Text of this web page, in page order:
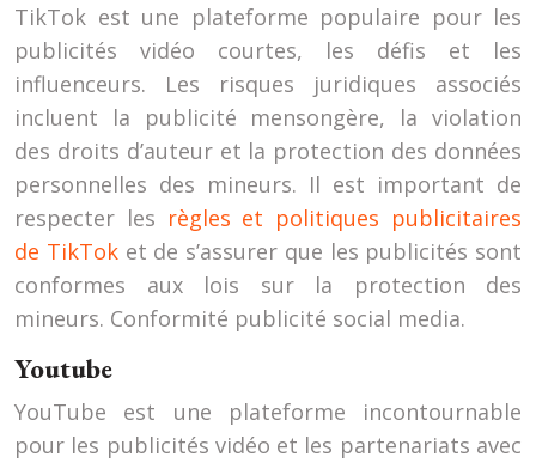
TikTok est une plateforme populaire pour les
publicités vidéo courtes, les défis et les
influenceurs. Les risques juridiques associés
incluent la publicité mensongère, la violation
des droits d’auteur et la protection des données
personnelles des mineurs. Il est important de
respecter les règles et politiques publicitaires
de TikTok et de s’assurer que les publicités sont
conformes aux lois sur la protection des
mineurs. Conformité publicité social media.
Youtube
YouTube est une plateforme incontournable
pour les publicités vidéo et les partenariats avec